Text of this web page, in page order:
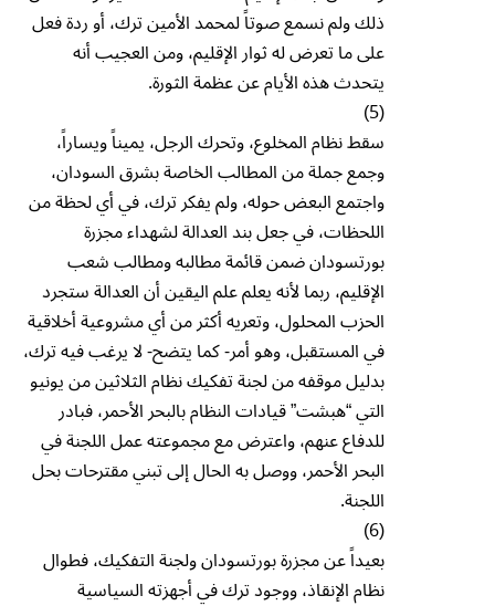
ذلك ولم نسمع صوتاً لمحمد الأمين ترك، أو ردة فعل
على ما تعرض له ثوار الإقليم، ومن العجيب أنه
يتحدث هذه الأيام عن عظمة الثورة.
(5)
سقط نظام المخلوع، وتحرك الرجل، يميناً ويساراً،
وجمع جملة من المطالب الخاصة بشرق السودان،
واجتمع البعض حوله، ولم يفكر ترك، في أي لحظة من
اللحظات، في جعل بند العدالة لشهداء مجزرة
بورتسودان ضمن قائمة مطالبه ومطالب شعب
الإقليم، ربما لأنه يعلم علم اليقين أن العدالة ستجرد
الحزب المحلول، وتعريه أكثر من أي مشروعية أخلاقية
في المستقبل، وهو أمر- كما يتضح- لا يرغب فيه ترك،
بدليل موقفه من لجنة تفكيك نظام الثلاثين من يونيو
التي “هبشت” قيادات النظام بالبحر الأحمر، فبادر
للدفاع عنهم، واعترض مع مجموعته عمل اللجنة في
البحر الأحمر، ووصل به الحال إلى تبني مقترحات بحل
اللجنة.
(6)
بعيداً عن مجزرة بورتسودان ولجنة التفكيك، فطوال
نظام الإنقاذ، ووجود ترك في أجهزته السياسية